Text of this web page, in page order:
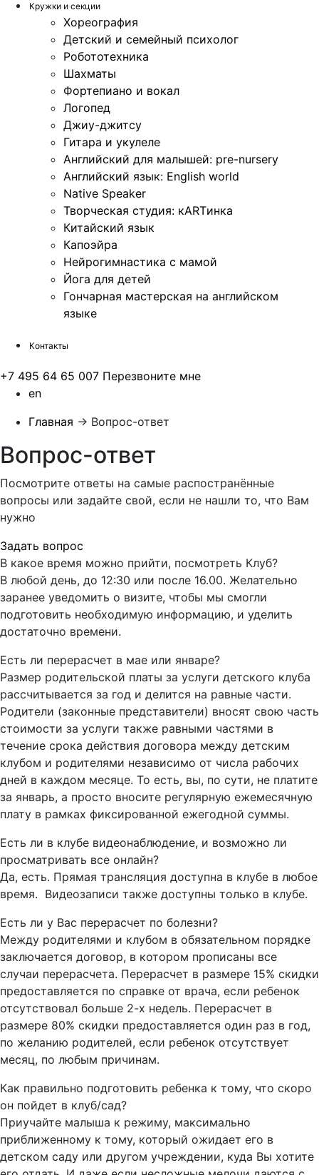
Кружки и секции
Хореография
Детский и семейный психолог
Робототехника
Шахматы
Фортепиано и вокал
Логопед
Джиу-джитсу
Гитара и укулеле
Английский для малышей: pre-nursery
Английский язык: English world
Native Speaker
Творческая студия: кARTинка
Китайский язык
Капоэйра
Нейрогимнастика с мамой
Йога для детей
Гончарная мастерская на английском
языке
Контакты
+7 495 64 65 007 Перезвоните мне
en
Главная → Вопрос-ответ
Вопрос-ответ
Посмотрите ответы на самые распостранённые
вопросы или задайте свой, если не нашли то, что Вам
нужно
Задать вопрос
В какое время можно прийти, посмотреть Клуб?
В любой день, до 12:30 или после 16.00. Желательно
заранее уведомить о визите, чтобы мы смогли
подготовить необходимую информацию, и уделить
достаточно времени.
Есть ли перерасчет в мае или январе?
Размер родительской платы за услуги детского клуба
рассчитывается за год и делится на равные части.
Родители (законные представители) вносят свою часть
стоимости за услуги также равными частями в
течение срока действия договора между детским
клубом и родителями независимо от числа рабочих
дней в каждом месяце. То есть, вы, по сути, не платите
за январь, а просто вносите регулярную ежемесячную
плату в рамках фиксированной ежегодной суммы.
Есть ли в клубе видеонаблюдение, и возможно ли
просматривать все онлайн?
Да, есть. Прямая трансляция доступна в клубе в любое
время. Видеозаписи также доступны только в клубе.
Есть ли у Вас перерасчет по болезни?
Между родителями и клубом в обязательном порядке
заключается договор, в котором прописаны все
случаи перерасчета. Перерасчет в размере 15% скидки
предоставляется по справке от врача, если ребенок
отсутствовал больше 2-х недель. Перерасчет в
размере 80% скидки предоставляется один раз в год,
по желанию родителей, если ребенок отсутствует
месяц, по любым причинам.
Как правильно подготовить ребенка к тому, что скоро
он пойдет в клуб/сад?
Приучайте малыша к режиму, максимально
приближенному к тому, который ожидает его в
детском саду или другом учреждении, куда Вы хотите